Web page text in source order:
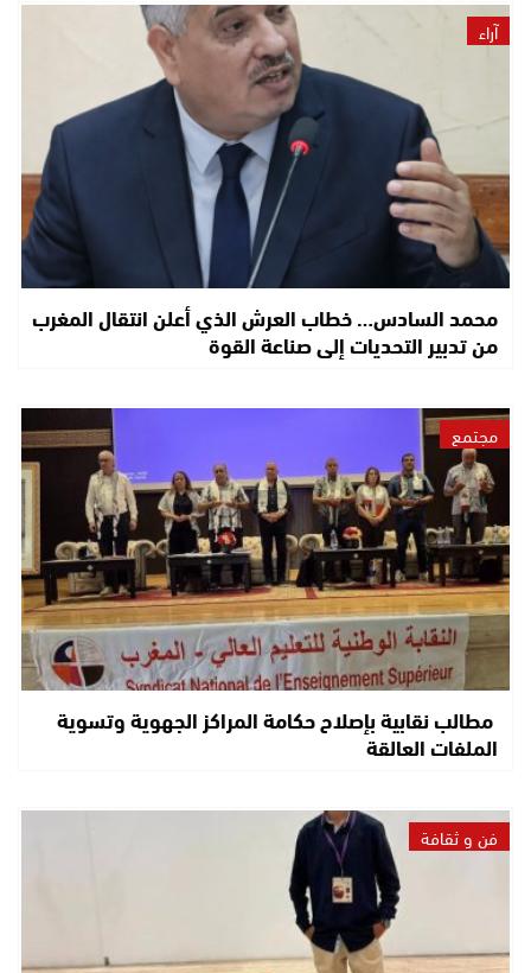
آراء
محمد السادس… خطاب العرش الذي أعلن انتقال المغرب
من تدبير التحديات إلى صناعة القوة
مجتمع
مطالب نقابية بإصلاح حكامة المراكز الجهوية وتسوية
الملفات العالقة
فن و ثقافة